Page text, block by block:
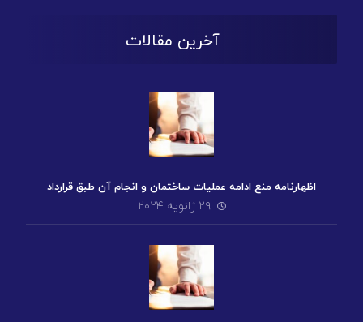
آخرین مقالات
اظهارنامه منع ادامه عملیات ساختمان و انجام آن طبق قرارداد
۲۹ ژانویه ۲۰۲۴